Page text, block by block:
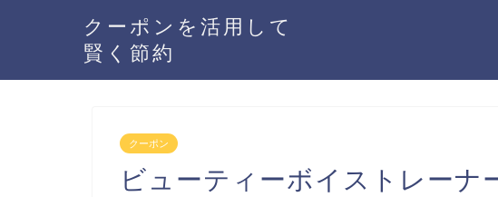
クーポンを活用して
賢く節約
クーポン
ビューティーボイストレーナ